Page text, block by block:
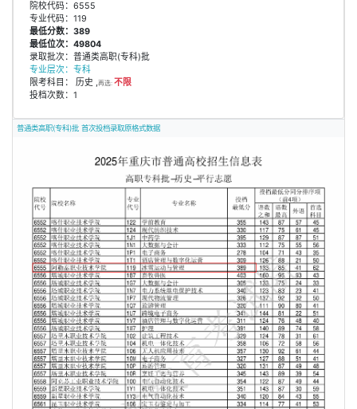
院校代码：6555
专业代码：119
最低分数：389
最低位次：49804
录取批次：普通类高职(专科)批
专业层次：专科
限考科目： 历史 ,再选: 不限
投档次数：1
普通类高职(专科)批 首次投档录取原格式数据